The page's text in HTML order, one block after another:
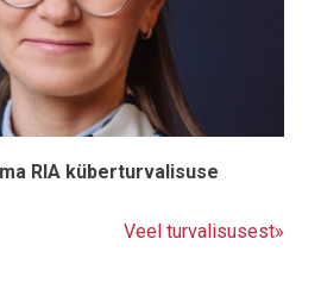
RIA küberturvalisuse
Veel turvalisusest»